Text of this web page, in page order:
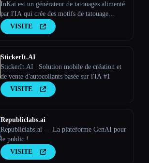
InKai est un générateur de tatouages alimenté
par l'IA qui crée des motifs de tatouage
personnalisés en fonction des saisies de
l'utilisateur.
VISITE
StickerIt.AI
StickerIt.AI | Solution mobile de création et
de vente d'autocollants basée sur l'IA #1
VISITE
Republiclabs.ai
Republiclabs.ai — La plateforme GenAI pour
le public !
VISITE